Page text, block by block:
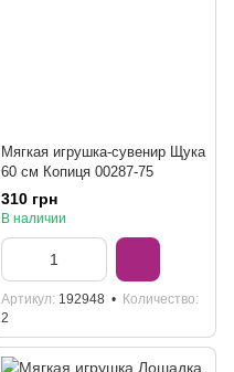
Мягкая игрушка-сувенир Щука
60 см Копиця 00287-75
310 грн
В наличии
Артикул 192948
Количество
2